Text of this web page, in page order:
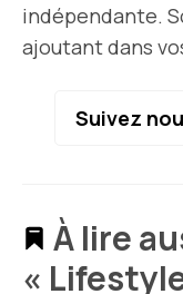
indépendante.
ajoutant dans
Suivez
À lire
«